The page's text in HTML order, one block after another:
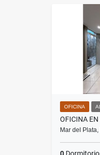
OFICINA
Mar del